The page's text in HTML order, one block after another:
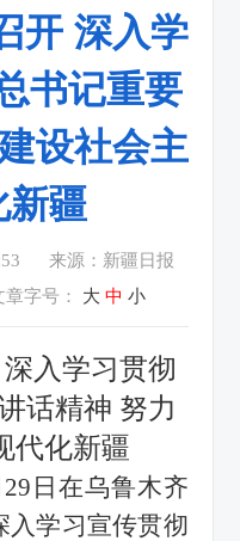
开 深入学
书记重要
设社会主
新疆
来源：新疆日报
章字号： 大 中 小
入学习贯彻
话精神 努力
代化新疆
29 日在乌鲁木齐
入学习宣传贯彻